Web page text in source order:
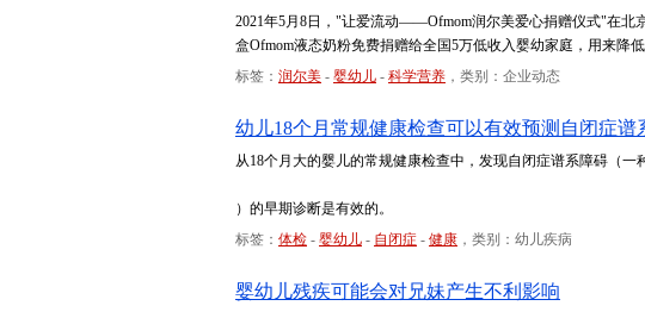
2021年5月8日，"让爱流动——Ofmom润尔美爱心捐赠仪式"在北
盒Ofmom液态奶粉免费捐赠给全国5万低收入婴幼家庭，用来降
标签： 润尔美 - 婴幼儿 - 科学营养 ，类别：企业动态
幼儿18个月常规健康检查可以有效预测自闭症谱
从18个月大的婴儿的常规健康检查中，发现自闭症谱系障碍（一
）的早期诊断是有效的。
标签： 体检 - 婴幼儿 - 自闭症 - 健康 ，类别：幼儿疾病
婴幼儿残疾可能会对兄妹产生不利影响